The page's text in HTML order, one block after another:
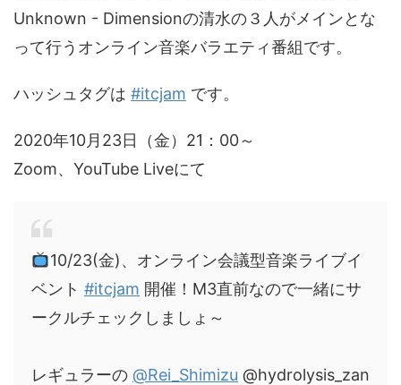
Unknown - Dimensionの清水の３人がメインとな
って行うオンライン音楽バラエティ番組です。
ハッシュタグは #itcjam です。
2020年10月23日（金）21：00～
Zoom、YouTube Liveにて
10/23(金)、オンライン会議型音楽ライブイ
ベント #itcjam 開催！M3直前なので一緒にサ
ークルチェックしましょ～
レギュラーの @Rei_Shimizu @hydrolysis_zan